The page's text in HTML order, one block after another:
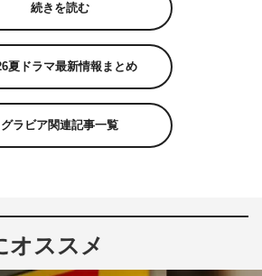
続きを読む
夏ドラマ最新情報まとめ
グラビア関連記事一覧
オススメ